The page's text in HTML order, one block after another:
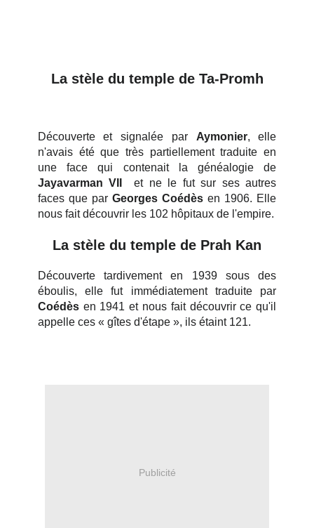
La stèle du temple de Ta-Promh
Découverte et signalée par Aymonier, elle
n'avais été que très partiellement traduite en
une face qui contenait la généalogie de
Jayavarman VII
et ne le fut sur ses autres
faces que par Georges Coédès en 1906. Elle
nous fait découvrir les 102 hôpitaux de l'empire.
La stèle du temple de Prah Kan
Découverte tardivement en 1939 sous des
éboulis, elle fut immédiatement traduite par
Coédèsen 1941 et nous fait découvrir ce qu'il
appelle ces « gîtes d'étape », ils étaint 121.
Publicité